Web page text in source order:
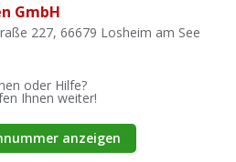
GmbH
227, 66679 Losheim am See
oder Hilfe?
Ihnen weiter!
anzeigen